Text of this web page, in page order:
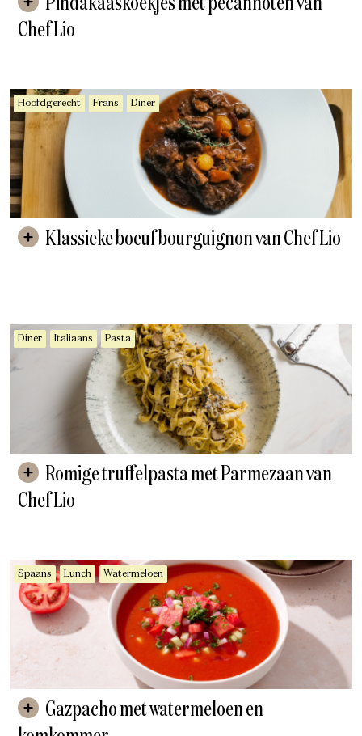
Chef Lio
Hoofdgerecht Frans Diner
Klassieke boeuf bourguignon van Chef Lio
Diner Italiaans Pasta
Chef Lio
Spaans Lunch Watermeloen